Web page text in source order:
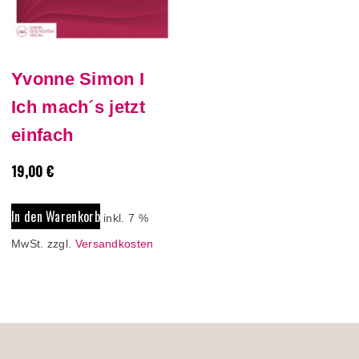
Yvonne Simon I
Ich mach´s jetzt
einfach
19,00 €
In den Warenkorb inkl. 7 %
MwSt. zzgl. Versandkosten